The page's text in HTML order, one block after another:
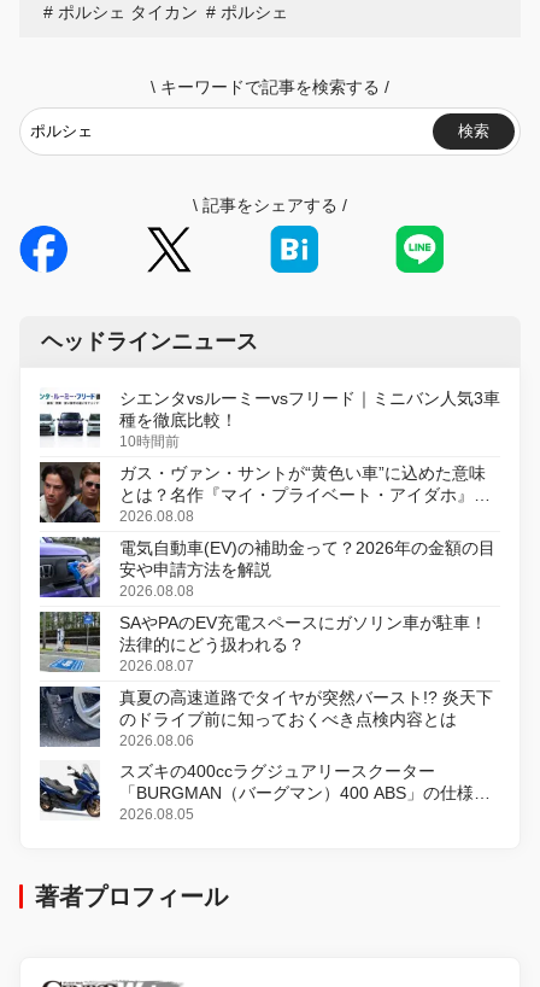
ポルシェ タイカン
ポルシェ
\ キーワードで記事を検索する /
検索
\ 記事をシェアする /
ヘッドラインニュース
シエンタvsルーミーvsフリード｜ミニバン人気3車
種を徹底比較！
10時間前
ガス・ヴァン・サントが“黄色い車”に込めた意味
とは？名作『マイ・プライベート・アイダホ』が
初のデジタルリマスター版で復活
2026.08.08
電気自動車(EV)の補助金って？2026年の金額の目
安や申請方法を解説
2026.08.08
SAやPAのEV充電スペースにガソリン車が駐車！
法律的にどう扱われる？
2026.08.07
真夏の高速道路でタイヤが突然バースト!? 炎天下
のドライブ前に知っておくべき点検内容とは
2026.08.06
スズキの400ccラグジュアリースクーター
「BURGMAN（バーグマン）400 ABS」の仕様を
変更し、8月18日に発売
2026.08.05
著者プロフィール